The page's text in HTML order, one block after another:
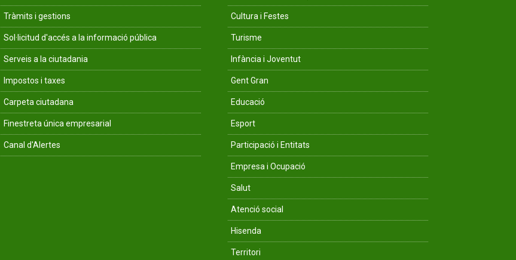
Tràmits i gestions
Sol·licitud d'accés a la informació pública
Serveis a la ciutadania
Impostos i taxes
Carpeta ciutadana
Finestreta única empresarial
Canal d'Alertes
Cultura i Festes
Turisme
Infància i Joventut
Gent Gran
Educació
Esport
Participació i Entitats
Empresa i Ocupació
Salut
Atenció social
Hisenda
Territori